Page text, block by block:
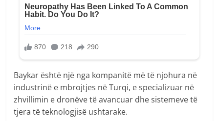
Baykar është një nga kompanitë më të njohura në
industrinë e mbrojtjes në Turqi, e specializuar në
zhvillimin e dronëve të avancuar dhe sistemeve të
tjera të teknologjisë ushtarake.